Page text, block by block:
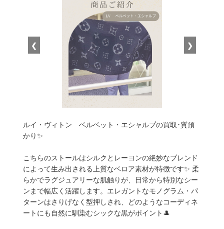
❮ ❯
ルイ・ヴィトン ベルベット・エシャルプの買取･質預
かり✨
こちらのストールはシルクとレーヨンの絶妙なブレンド
によって生み出される上質なベロア素材が特徴です✨ 柔
らかでラグジュアリーな肌触りが、日常から特別なシー
ンまで幅広く活躍します。エレガントなモノグラム・パ
ターンはさりげなく型押しされ、どのようなコーディネ
ートにも自然に馴染むシックな黒がポイント🎩